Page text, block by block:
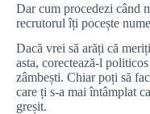
Dar cum procedezi când
recrutorul îți pocește
Dacă vrei să arăți că
asta, corectează-l
zâmbești. Chiar poți să
care ți s-a mai întâmplat
greșit.